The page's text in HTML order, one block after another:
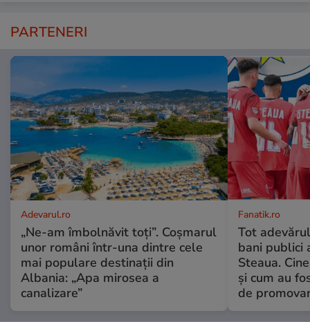
PARTENERI
Adevarul.ro
„Ne-am îmbolnăvit toți”. Coșmarul
unor români într-una dintre cele
mai populare destinații din
Albania: „Apa mirosea a
canalizare”
Fanatik.ro
Tot
bani publici
Steaua.
și cum au
de